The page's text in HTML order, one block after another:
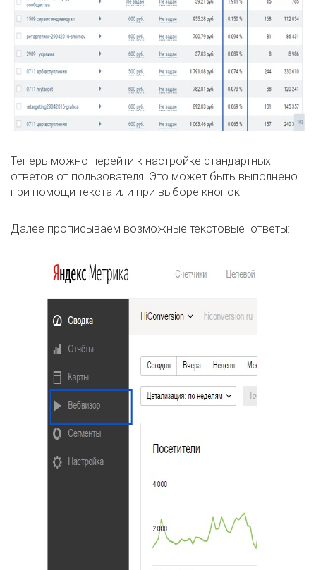
Теперь можно перейти к настройке стандартных
ответов от пользователя. Это может быть выполнено
при помощи текста или при выборе кнопок.
Далее прописываем возможные текстовые ответы: